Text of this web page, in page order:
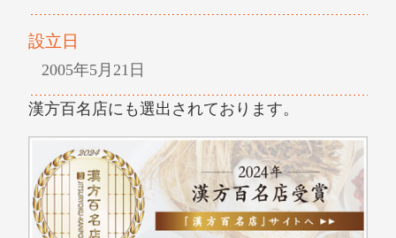
設立日
2005年5月21日
漢方百名店にも選出されております。